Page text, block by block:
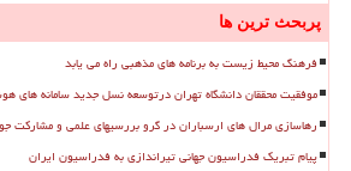
پربحث ترین ها
فرهنگ محیط زیست به برنامه های مذهبی راه می یابد
موفقیت محققان دانشگاه تهران درتوسعه نسل جدید سامانه های
رهاسازی مرال های ارسباران در گرو بررسیهای علمی و مشارکت
پیام تبریک فدراسیون جهانی تیراندازی به فدراسیون ایران